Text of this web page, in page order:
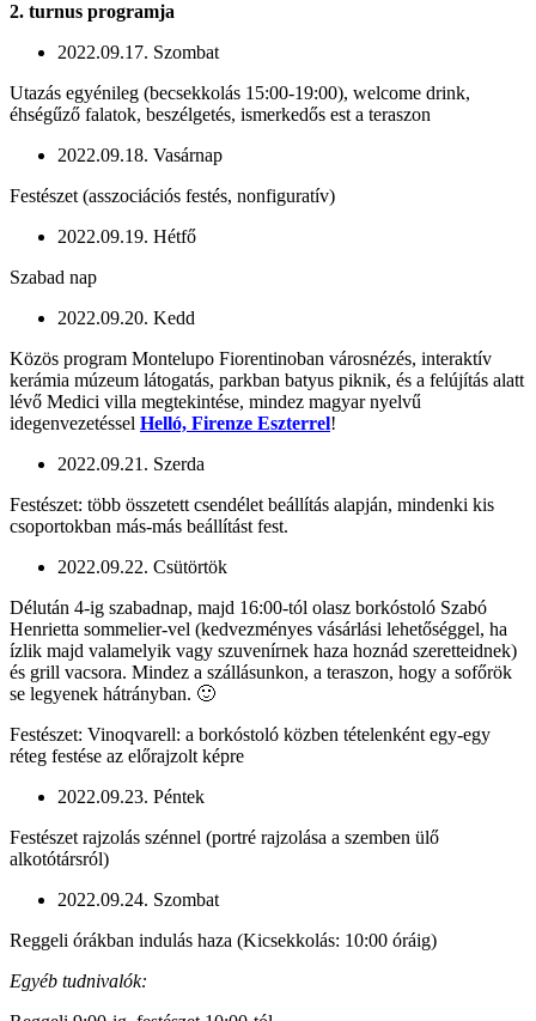
2. turnus programja
2022.09.17. Szombat
Utazás egyénileg (becsekkolás 15:00-19:00), welcome drink,
éhségűző falatok, beszélgetés, ismerkedős est a teraszon
2022.09.18. Vasárnap
Festészet (asszociációs festés, nonfiguratív)
2022.09.19. Hétfő
Szabad nap
2022.09.20. Kedd
Közös program Montelupo Fiorentinoban városnézés, interaktív
kerámia múzeum látogatás, parkban batyus piknik, és a felújítás alatt
lévő Medici villa megtekintése, mindez magyar nyelvű
idegenvezetéssel Helló, Firenze Eszterrel!
2022.09.21. Szerda
Festészet: több összetett csendélet beállítás alapján, mindenki kis
csoportokban más-más beállítást fest.
2022.09.22. Csütörtök
Délután 4-ig szabadnap, majd 16:00-tól olasz borkóstoló Szabó
Henrietta sommelier-vel (kedvezményes vásárlási lehetőséggel, ha
ízlik majd valamelyik vagy szuvenírnek haza hoznád szeretteidnek)
és grill vacsora. Mindez a szállásunkon, a teraszon, hogy a sofőrök
se legyenek hátrányban. 🙂
Festészet: Vinoqvarell: a borkóstoló közben tételenként egy-egy
réteg festése az előrajzolt képre
2022.09.23. Péntek
Festészet rajzolás szénnel (portré rajzolása a szemben ülő
alkotótársról)
2022.09.24. Szombat
Reggeli órákban indulás haza (Kicsekkolás: 10:00 óráig)
Egyéb tudnivalók: